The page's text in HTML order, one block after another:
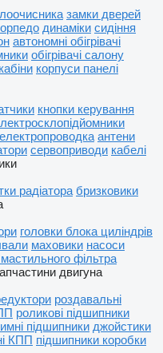
замки дверей
динаміки сидіння
автономні обігрівачі
обігрівачі салону
корпуси панелі
кнопки керування
електропроводка антени
сервоприводи кабелі
радіатора бризковики
головки блока циліндрів
маховики насоси
фільтра
двигуна
роздавальні
роликові підшипники
підшипники джойстики
КПП підшипники коробки